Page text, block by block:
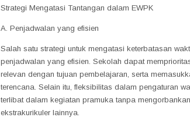
Strategi Mengatasi Tantangan dalam EWPK
A. Penjadwalan yang efisien
Salah satu strategi untuk mengatasi keterbatasan
penjadwalan yang efisien. Sekolah dapat
relevan dengan tujuan pembelajaran, serta
terencana. Selain itu, fleksibilitas dalam pengaturan
terlibat dalam kegiatan pramuka tanpa
ekstrakurikuler lainnya.